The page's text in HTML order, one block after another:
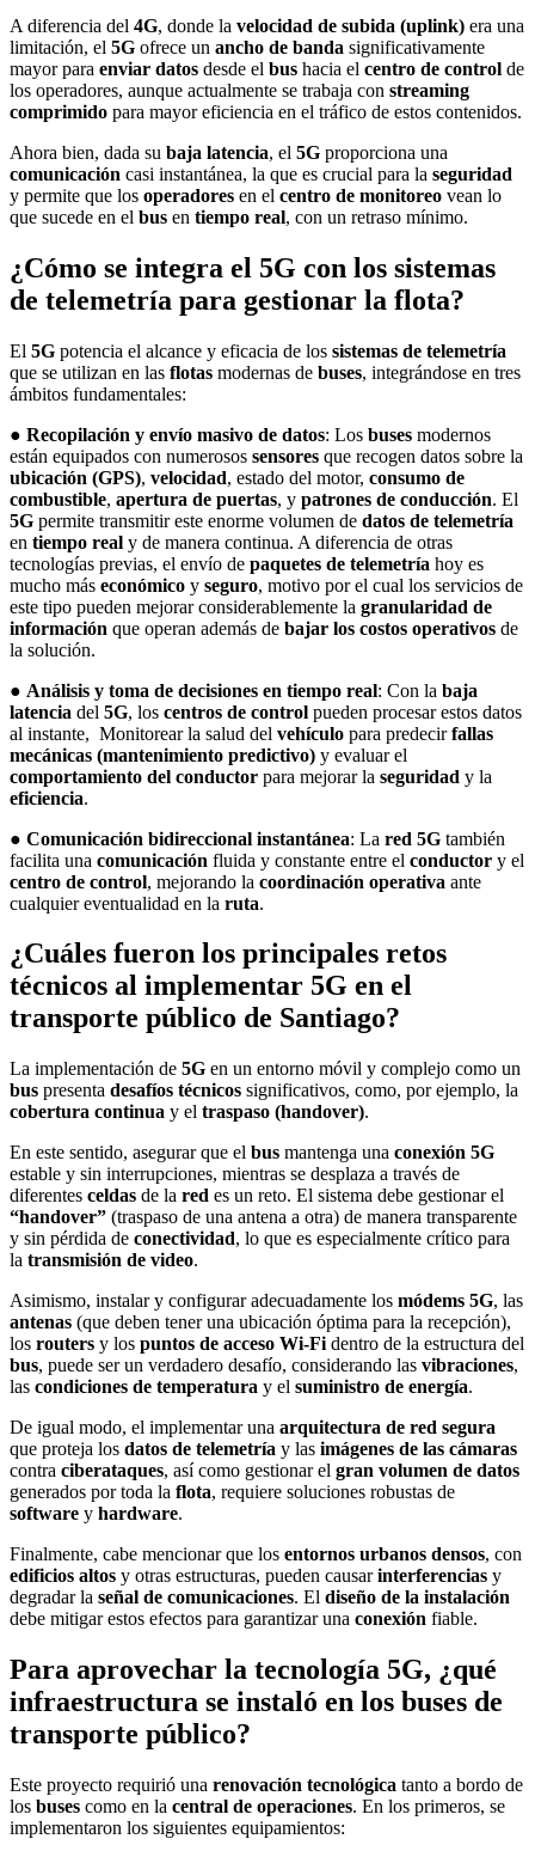
A diferencia del 4G, donde la velocidad de subida (uplink) era una
limitación, el 5G ofrece un ancho de banda significativamente
mayor para enviar datos desde el bus hacia el centro de control de
los operadores, aunque actualmente se trabaja con streaming
comprimido para mayor eficiencia en el tráfico de estos contenidos.
Ahora bien, dada su baja latencia, el 5G proporciona una
comunicación casi instantánea, la que es crucial para la seguridad
y permite que los operadores en el centro de monitoreo vean lo
que sucede en el bus en tiempo real, con un retraso mínimo.
¿Cómo se integra el 5G con los sistemas
de telemetría para gestionar la flota?
El 5G potencia el alcance y eficacia de los sistemas de telemetría
que se utilizan en las flotas modernas de buses, integrándose en tres
ámbitos fundamentales:
● Recopilación y envío masivo de datos: Los buses modernos
están equipados con numerosos sensores que recogen datos sobre la
ubicación (GPS), velocidad, estado del motor, consumo de
combustible, apertura de puertas, y patrones de conducción. El
5G permite transmitir este enorme volumen de datos de telemetría
en tiempo real y de manera continua. A diferencia de otras
tecnologías previas, el envío de paquetes de telemetría hoy es
mucho más económico y seguro, motivo por el cual los servicios de
este tipo pueden mejorar considerablemente la granularidad de
información que operan además de bajar los costos operativos de
la solución.
● Análisis y toma de decisiones en tiempo real: Con la baja
latencia del 5G, los centros de control pueden procesar estos datos
al instante, Monitorear la salud del vehículo para predecirfallas
mecánicas (mantenimiento predictivo) y evaluar el
comportamiento del conductor para mejorar la seguridad y la
eficiencia.
● Comunicación bidireccional instantánea: La red 5G también
facilita una comunicación fluida y constante entre el conductor y el
centro de control, mejorando la coordinación operativa ante
cualquier eventualidad en la ruta.
¿Cuáles fueron los principales retos
técnicos al implementar 5G en el
transporte público de Santiago?
La implementación de 5G en un entorno móvil y complejo como un
bus presenta desafíos técnicos significativos, como, por ejemplo, la
cobertura continua y el traspaso (handover).
En este sentido, asegurar que el bus mantenga una conexión 5G
estable y sin interrupciones, mientras se desplaza a través de
diferentes celdas de la red es un reto. El sistema debe gestionar el
“handover” (traspaso de una antena a otra) de manera transparente
y sin pérdida de conectividad, lo que es especialmente crítico para
la transmisión de video.
Asimismo, instalar y configurar adecuadamente los módems 5G, las
antenas (que deben tener una ubicación óptima para la recepción),
los routers y los puntos de acceso Wi-Fi dentro de la estructura del
bus, puede ser un verdadero desafío, considerando las vibraciones,
las condiciones de temperatura y el suministro de energía.
De igual modo, el implementar una arquitectura de red segura
que proteja los datos de telemetría y las imágenes de las cámaras
contra ciberataques, así como gestionar el gran volumen de datos
generados por toda la flota, requiere soluciones robustas de
software y hardware.
Finalmente, cabe mencionar que los entornos urbanos densos, con
edificios altos y otras estructuras, pueden causarinterferencias y
degradar la señal de comunicaciones. El diseño de la instalación
debe mitigar estos efectos para garantizar una conexión fiable.
Para aprovechar la tecnología 5G, ¿qué
infraestructura se instaló en los buses de
transporte público?
Este proyecto requirió una renovación tecnológica tanto a bordo de
los buses como en la central de operaciones. En los primeros, se
implementaron los siguientes equipamientos: